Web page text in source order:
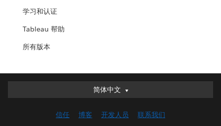
学习和认证
Tableau 帮助
所有版本
简体中文
简体中文
English (UK)
信任 博客 开发人员 联系我们